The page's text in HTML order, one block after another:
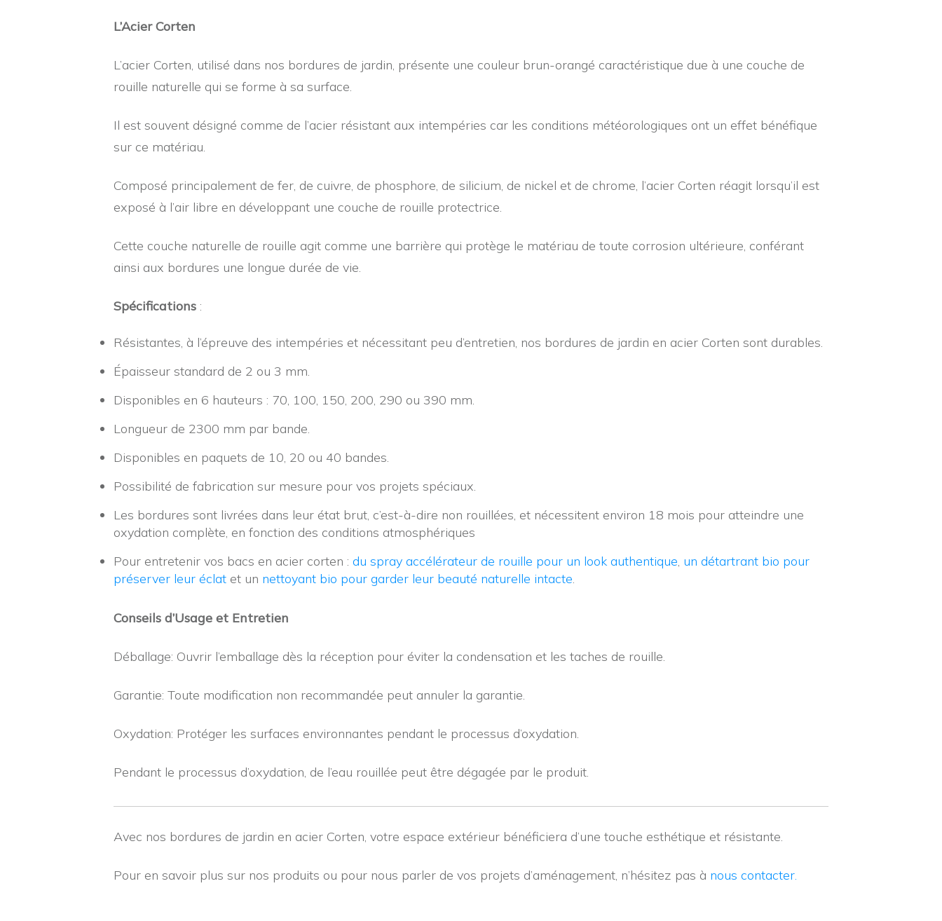
L’Acier Corten
L’acier Corten, utilisé dans nos bordures de jardin, présente une couleur brun-orangé caractéristique due à une couche de
rouille naturelle qui se forme à sa surface.
Il est souvent désigné comme de l’acier résistant aux intempéries car les conditions météorologiques ont un effet bénéfique
sur ce matériau.
Composé principalement de fer, de cuivre, de phosphore, de silicium, de nickel et de chrome, l’acier Corten réagit lorsqu’il est
exposé à l’air libre en développant une couche de rouille protectrice.
Cette couche naturelle de rouille agit comme une barrière qui protège le matériau de toute corrosion ultérieure, conférant
ainsi aux bordures une longue durée de vie.
Spécifications :
Résistantes, à l’épreuve des intempéries et nécessitant peu d’entretien, nos bordures de jardin en acier Corten sont durables.
Épaisseur standard de 2 ou 3 mm.
Disponibles en 6 hauteurs : 70, 100, 150, 200, 290 ou 390 mm.
Longueur de 2300 mm par bande.
Disponibles en paquets de 10, 20 ou 40 bandes.
Possibilité de fabrication sur mesure pour vos projets spéciaux.
Les bordures sont livrées dans leur état brut, c’est-à-dire non rouillées, et nécessitent environ 18 mois pour atteindre une
oxydation complète, en fonction des conditions atmosphériques
Pour entretenir vos bacs en acier corten : du spray accélérateur de rouille pour un look authentique, un détartrant bio pour
préserver leur éclat et un nettoyant bio pour garder leur beauté naturelle intacte.
Conseils d’Usage et Entretien
Déballage: Ouvrir l’emballage dès la réception pour éviter la condensation et les taches de rouille.
Garantie: Toute modification non recommandée peut annuler la garantie.
Oxydation: Protéger les surfaces environnantes pendant le processus d’oxydation.
Pendant le processus d’oxydation, de l’eau rouillée peut être dégagée par le produit.
Avec nos bordures de jardin en acier Corten, votre espace extérieur bénéficiera d’une touche esthétique et résistante.
Pour en savoir plus sur nos produits ou pour nous parler de vos projets d’aménagement, n’hésitez pas à nous contacter.